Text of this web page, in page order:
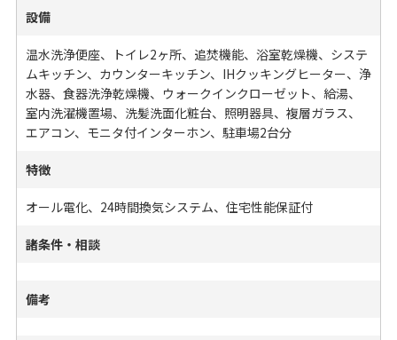
設備
温水洗浄便座、トイレ2ヶ所、追焚機能、浴室乾燥機、システ
ムキッチン、カウンターキッチン、IHクッキングヒーター、浄
水器、食器洗浄乾燥機、ウォークインクローゼット、給湯、
室内洗濯機置場、洗髪洗面化粧台、照明器具、複層ガラス、
エアコン、モニタ付インターホン、駐車場2台分
特徴
オール電化、24時間換気システム、住宅性能保証付
諸条件・相談
備考